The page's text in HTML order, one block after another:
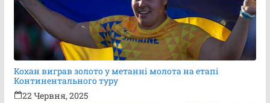
Кохан виграв золото у метанні молота на етапі
Континентального туру
22 Червня, 2025